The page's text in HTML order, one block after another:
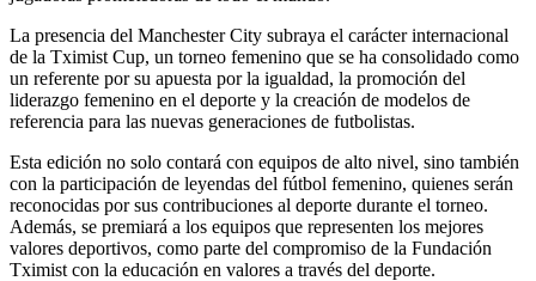
La presencia del Manchester City subraya el carácter internacional
de la Tximist Cup, un torneo femenino que se ha consolidado como
un referente por su apuesta por la igualdad, la promoción del
liderazgo femenino en el deporte y la creación de modelos de
referencia para las nuevas generaciones de futbolistas.
Esta edición no solo contará con equipos de alto nivel, sino también
con la participación de leyendas del fútbol femenino, quienes serán
reconocidas por sus contribuciones al deporte durante el torneo.
Además, se premiará a los equipos que representen los mejores
valores deportivos, como parte del compromiso de la Fundación
Tximist con la educación en valores a través del deporte.